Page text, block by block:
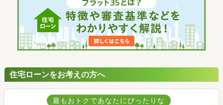
住宅ローンをお考えの方へ
最もおトクであなたにぴったりな